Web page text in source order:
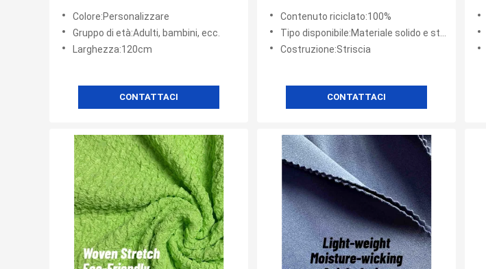
sostenibile
Colore:Personalizzare
Gruppo di età:Adulti, bambini, ecc.
Larghezza:120cm
CONTATTACI
Contenuto riciclato:100%
Tipo disponibile:Materiale solido e stampa
Costruzione:Striscia
CONTATTACI